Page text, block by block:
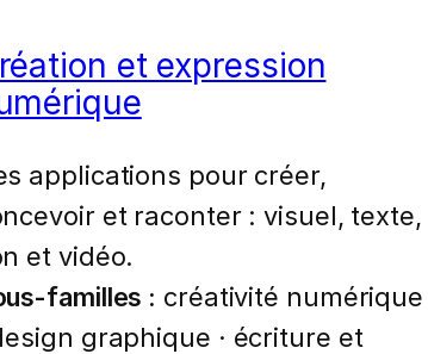
et expression
applications pour créer,
et raconter : visuel, texte,
et vidéo.
familles : créativité numérique
graphique · écriture et